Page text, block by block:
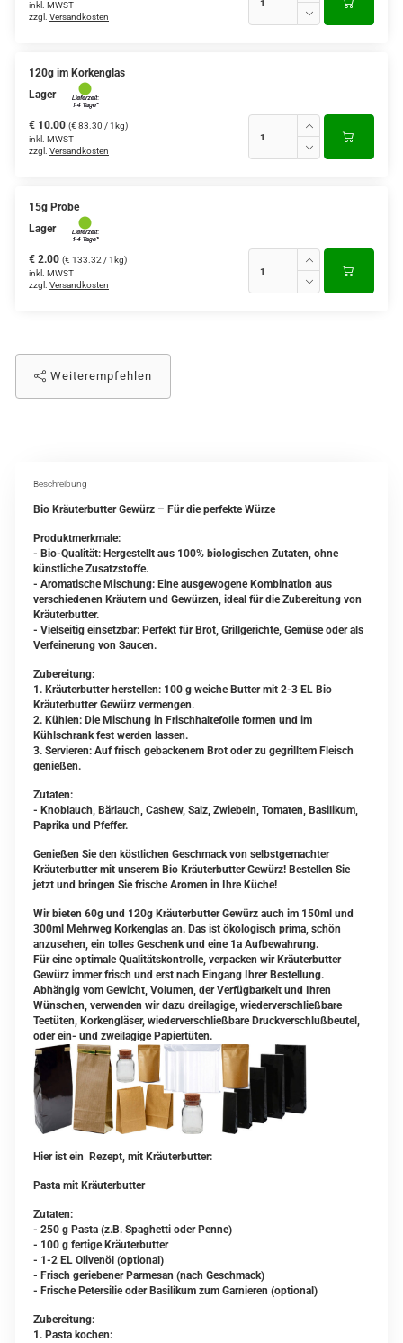
inkl. MWST
zzgl. Versandkosten
120g im Korkenglas
Lager
€ 10.00 (€ 83.30 / 1kg)
inkl. MWST
zzgl. Versandkosten
15g Probe
Lager
€ 2.00 (€ 133.32 / 1kg)
inkl. MWST
zzgl. Versandkosten
Weiterempfehlen
Beschreibung
Bio Kräuterbutter Gewürz – Für die perfekte Würze
Produktmerkmale:
- Bio-Qualität: Hergestellt aus 100% biologischen Zutaten, ohne
künstliche Zusatzstoffe.
- Aromatische Mischung: Eine ausgewogene Kombination aus
verschiedenen Kräutern und Gewürzen, ideal für die Zubereitung von
Kräuterbutter.
- Vielseitig einsetzbar: Perfekt für Brot, Grillgerichte, Gemüse oder als
Verfeinerung von Saucen.
Zubereitung:
1. Kräuterbutter herstellen: 100 g weiche Butter mit 2-3 EL Bio
Kräuterbutter Gewürz vermengen.
2. Kühlen: Die Mischung in Frischhaltefolie formen und im
Kühlschrank fest werden lassen.
3. Servieren: Auf frisch gebackenem Brot oder zu gegrilltem Fleisch
genießen.
Zutaten:
- Knoblauch, Bärlauch, Cashew, Salz, Zwiebeln, Tomaten, Basilikum,
Paprika und Pfeffer.
Genießen Sie den köstlichen Geschmack von selbstgemachter
Kräuterbutter mit unserem Bio Kräuterbutter Gewürz! Bestellen Sie
jetzt und bringen Sie frische Aromen in Ihre Küche!
Wir bieten 60g und 120g Kräuterbutter Gewürz auch im 150ml und
300ml Mehrweg Korkenglas an. Das ist ökologisch prima, schön
anzusehen, ein tolles Geschenk und eine 1a Aufbewahrung.
Für eine optimale Qualitätskontrolle, verpacken wir Kräuterbutter
Gewürz immer frisch und erst nach Eingang Ihrer Bestellung.
Abhängig vom Gewicht, Volumen, der Verfügbarkeit und Ihren
Wünschen, verwenden wir dazu dreilagige, wiederverschließbare
Teetüten, Korkengläser, wiederverschließbare Druckverschlußbeutel,
oder ein- und zweilagige Papiertüten.
Hier ist ein Rezept, mit Kräuterbutter:
Pasta mit Kräuterbutter
Zutaten:
- 250 g Pasta (z.B. Spaghetti oder Penne)
- 100 g fertige Kräuterbutter
- 1-2 EL Olivenöl (optional)
- Frisch geriebener Parmesan (nach Geschmack)
- Frische Petersilie oder Basilikum zum Garnieren (optional)
Zubereitung:
1. Pasta kochen: